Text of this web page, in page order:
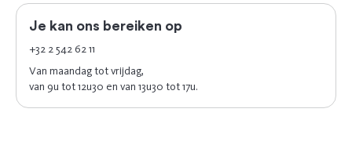
Je kan ons bereiken op
+32 2 542 62 11
Van maandag tot vrijdag,
van 9u tot 12u30 en van 13u30 tot 17u.